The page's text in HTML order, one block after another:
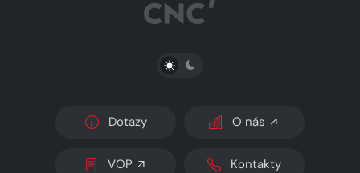
PŘEPNOUT SVĚTLÝ/TMAVÝ REŽIM
Dotazy O nás
VOP Kontakty